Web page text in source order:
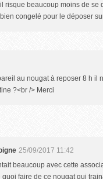
risque beaucoup moins de se
congelé pour le déposer
au nougat à reposer 8 h il
?<br /> Merci
25/09/2017 11:42
beaucoup avec cette
faire de ce nougat qui